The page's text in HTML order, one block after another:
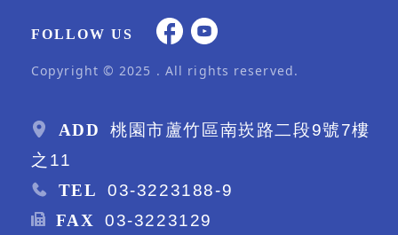
FOLLOW US
Copyright © 2025 . All rights reserved.
ADD
桃園市蘆竹區南崁路二段9號7樓
之11
TEL
03-3223188-9
FAX
03-3223129